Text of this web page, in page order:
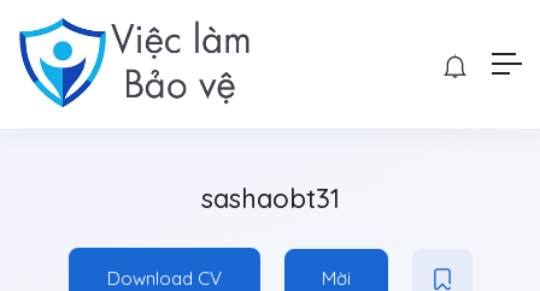
sashaobt31
Download CV Mời